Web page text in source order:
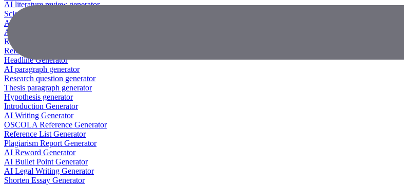
AI literature review generator
Scientific Paper Summarizer
AI case study generator
AI Research Paper Generator
Research Title Generator
Reference Generator
Headline Generator
AI paragraph generator
Research question generator
Thesis paragraph generator
Hypothesis generator
Introduction Generator
AI Writing Generator
OSCOLA Reference Generator
Reference List Generator
Plagiarism Report Generator
AI Reword Generator
AI Bullet Point Generator
AI Legal Writing Generator
Shorten Essay Generator